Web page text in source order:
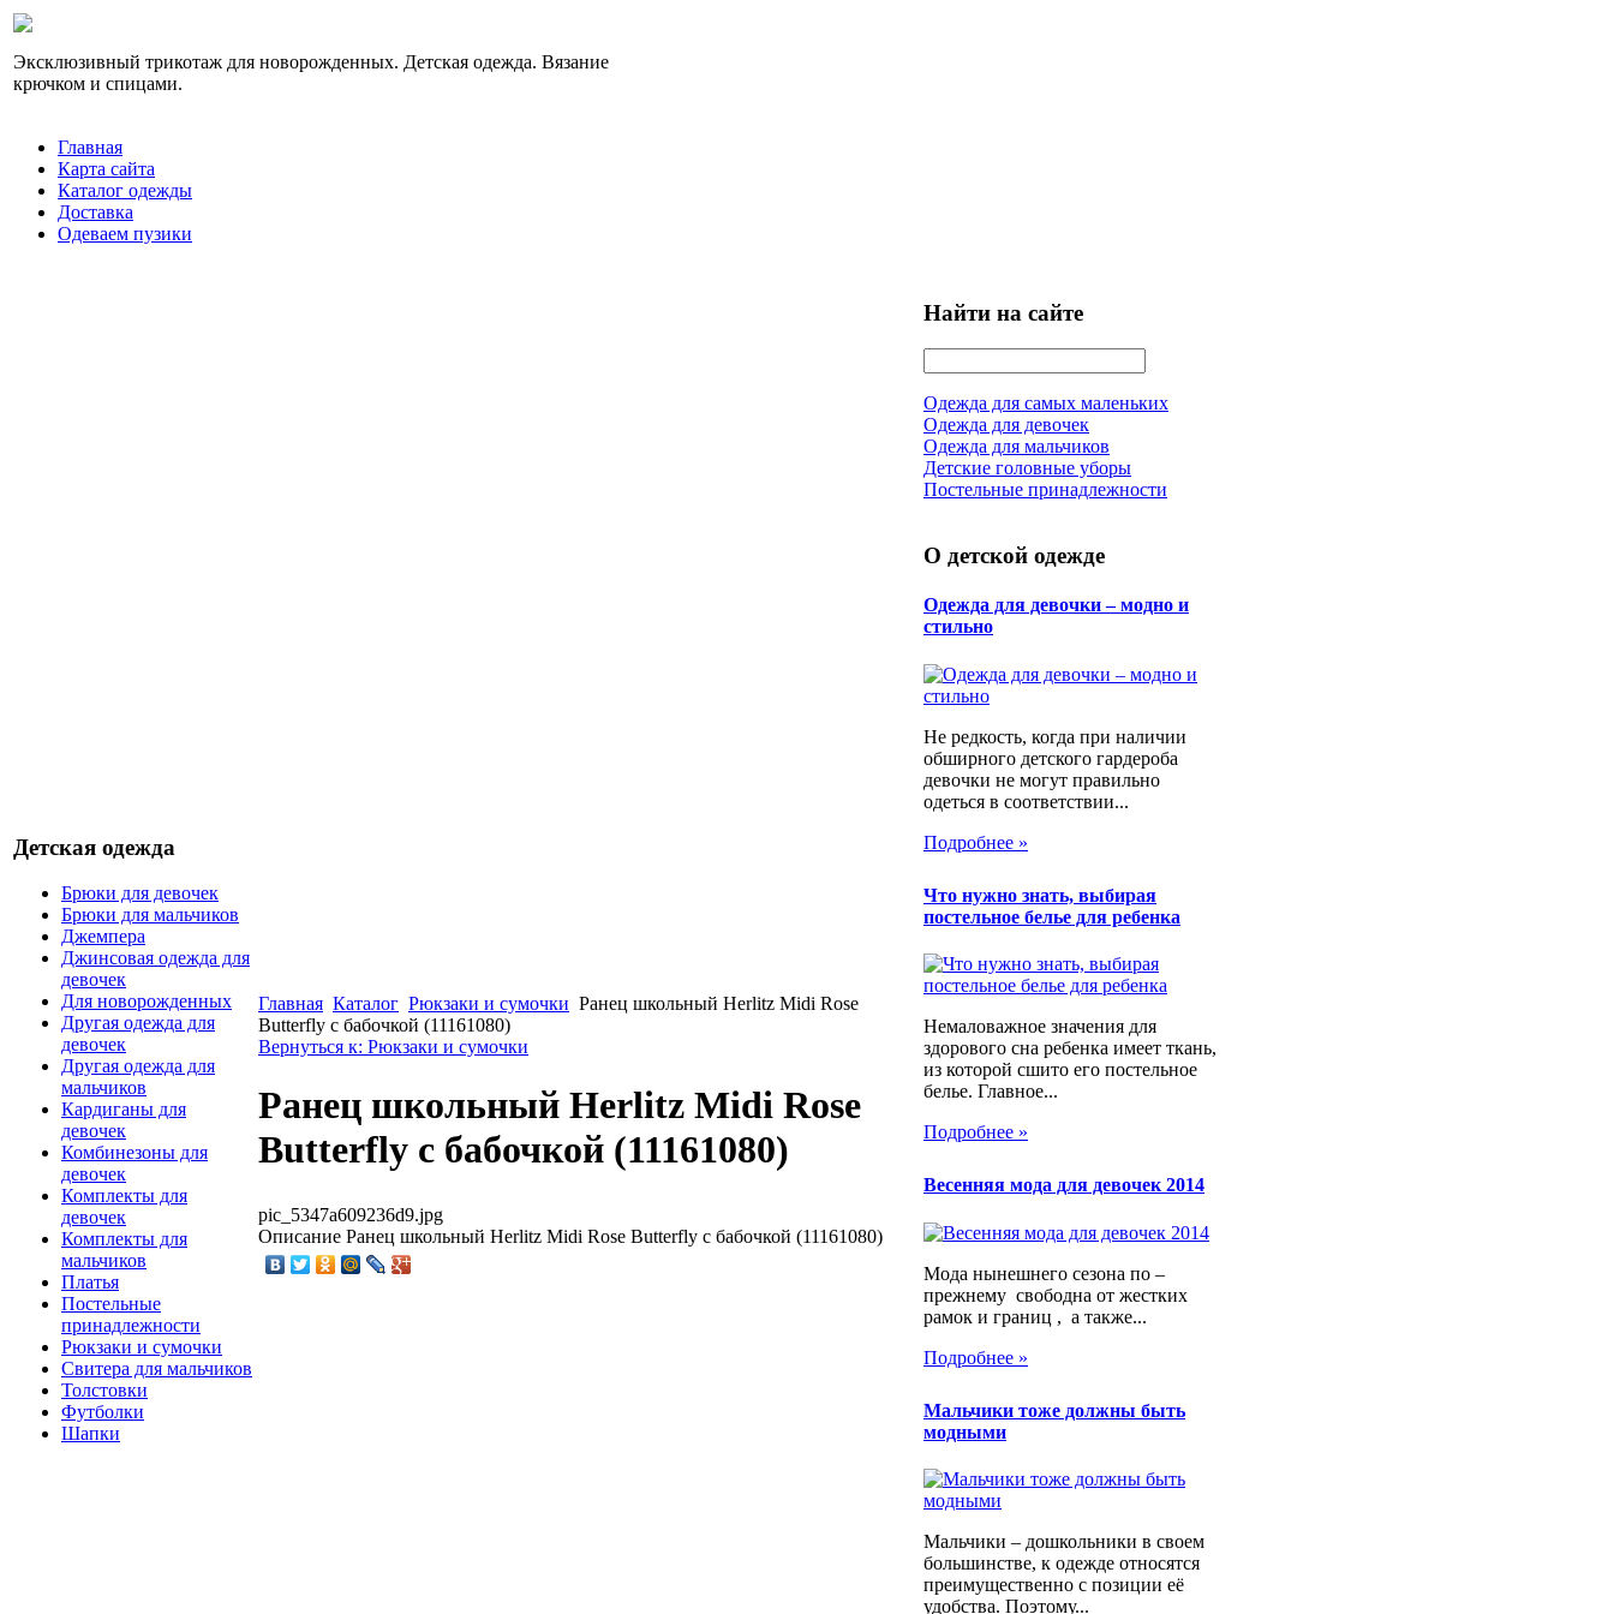
Эксклюзивный трикотаж для новорожденных. Детская одежда. Вязание
крючком и спицами.
Главная
Карта сайта
Каталог одежды
Доставка
Одеваем пузики
Детская одежда
Брюки для девочек
Брюки для мальчиков
Джемпера
Джинсовая одежда для
девочек
Для новорожденных
Другая одежда для
девочек
Другая одежда для
мальчиков
Кардиганы для
девочек
Комбинезоны для
девочек
Комплекты для
девочек
Комплекты для
мальчиков
Платья
Постельные
принадлежности
Рюкзаки и сумочки
Свитера для мальчиков
Толстовки
Футболки
Шапки
Главная Каталог Рюкзаки и сумочки Ранец школьный Herlitz Midi Rose
Butterfly с бабочкой (11161080)
Вернуться к: Рюкзаки и сумочки
Ранец школьный Herlitz Midi Rose
Butterfly с бабочкой (11161080)
pic_5347a609236d9.jpg
Описание Ранец школьный Herlitz Midi Rose Butterfly с бабочкой (11161080)
Найти на сайте
Одежда для самых маленьких
Одежда для девочек
Одежда для мальчиков
Детские головные уборы
Постельные принадлежности
О детской одежде
Одежда для девочки – модно и
стильно
Не редкость, когда при наличии
обширного детского гардероба
девочки не могут правильно
одеться в соответствии...
Подробнее »
Что нужно знать, выбирая
постельное белье для ребенка
Немаловажное значения для
здорового сна ребенка имеет ткань,
из которой сшито его постельное
белье. Главное...
Подробнее »
Весенняя мода для девочек 2014
Мода нынешнего сезона по –
прежнему свободна от жестких
рамок и границ , а также...
Подробнее »
Мальчики тоже должны быть
модными
Мальчики – дошкольники в своем
большинстве, к одежде относятся
преимущественно с позиции её
удобства. Поэтому...